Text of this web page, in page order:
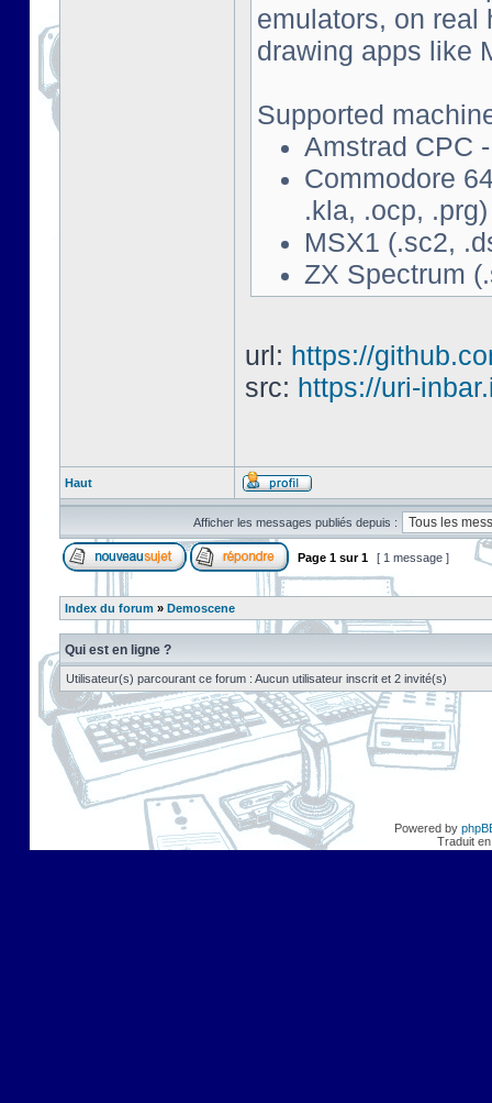
emulators, on real
drawing apps like
Supported
Amstrad CPC
Commodore
.kla, .ocp, .prg)
MSX1 (.sc2,
ZX Spectrum
url: https://
src: https://uri-
Haut
Afficher les messages publiés depuis :
Page 1 sur1 [ 1 message ]
Index du forum » Demoscene
Qui est en ligne ?
Utilisateur(s) parcourant ce forum : Aucun utilisateur inscrit et 2 invité(s)
Powered by
Traduit